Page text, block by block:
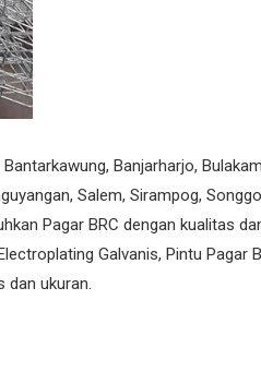
Banjarharjo,
Salem, Sirampog,
Pagar BRC dengan kualitas
Galvanis, Pintu Pagar
dan ukuran.